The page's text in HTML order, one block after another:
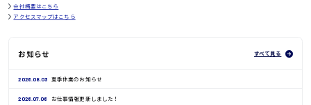
会社概要はこちら
アクセスマップはこちら
お知らせ すべて見る
2026.08.03 夏季休業のお知らせ
2026.07.06 お仕事情報更新しました！